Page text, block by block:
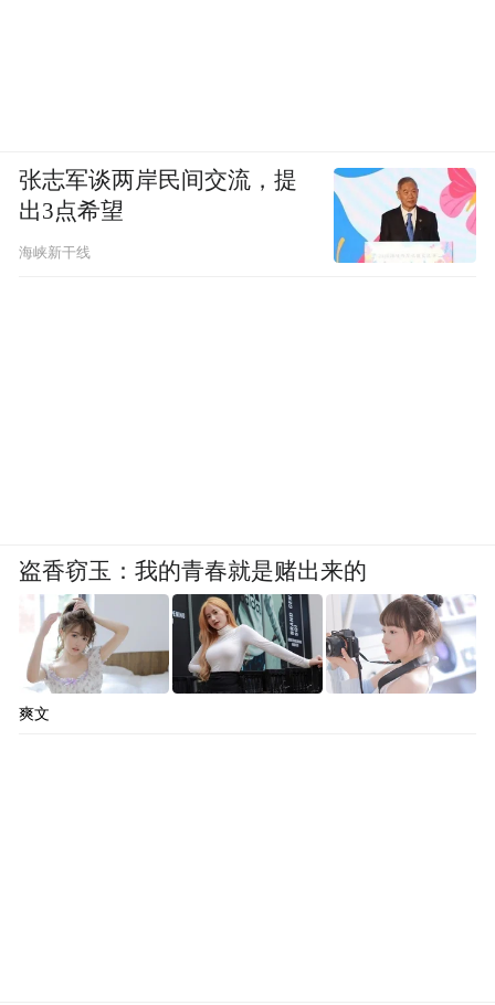
张志军谈两岸民间交流，提
出3点希望
海峡新干线
盗香窃玉：我的青春就是赌出来的
爽文